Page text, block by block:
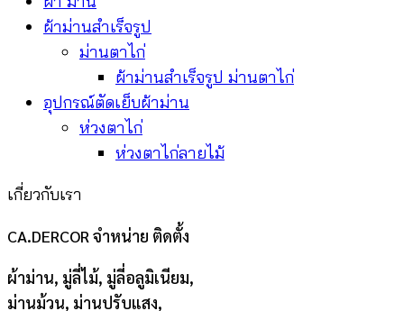
ผ้าม่านสำเร็จรูป
ม่านตาไก่
ผ้าม่านสำเร็จรูป ม่านตาไก่
อุปกรณ์ตัดเย็บผ้าม่าน
ห่วงตาไก่
ห่วงตาไก่ลายไม้
เกี่ยวกับเรา
CA.DERCOR จำหน่าย ติดตั้ง
ผ้าม่าน, มู่ลี่ไม้, มู่ลี่อลูมิเนียม,
ม่านม้วน, ม่านปรับแสง,